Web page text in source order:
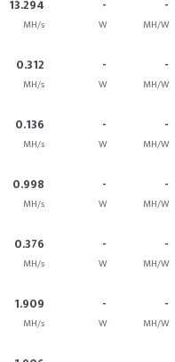
13.294
MH/s
-
W
-
MH/W
0.312
MH/s
-
W
-
MH/W
0.136
MH/s
-
W
-
MH/W
0.998
MH/s
-
W
-
MH/W
0.376
MH/s
-
W
-
MH/W
1.909
MH/s
-
W
-
MH/W